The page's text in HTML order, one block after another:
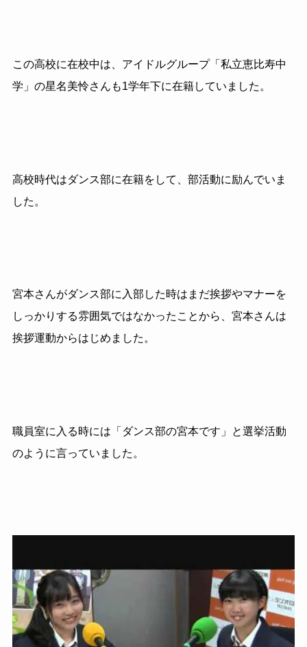
この高校に在校中は、アイドルグループ「私立恵比寿中
学」の星名美怜さんも1学年下に在籍していました。
高校時代はダンス部に在籍をして、部活動に励んでいま
した。
宮本さんがダンス部に入部した時はまだ挨拶やマナーを
しっかりする雰囲気ではなかったことから、宮本さんは
挨拶運動からはじめました。
職員室に入る時には「ダンス部の宮本です」と選挙活動
のように言っていました。